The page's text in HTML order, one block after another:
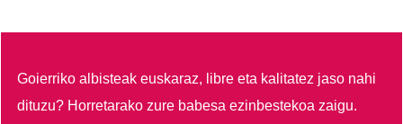
Goierriko albisteak euskaraz, libre eta kalitatez jaso nahi
dituzu? Horretarako zure babesa ezinbestekoa zaigu.